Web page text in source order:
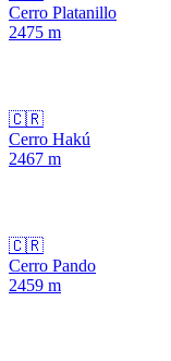
Cerro Platanillo
2475 m
🇨🇷
Cerro Hakú
2467 m
🇨🇷
Cerro Pando
2459 m